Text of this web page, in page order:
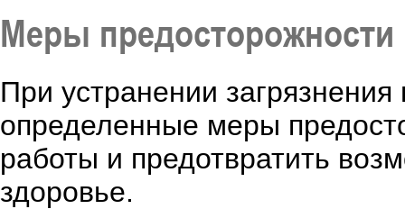
Меры предосторожности
При устранении
определенные меры
работы и предотвратить
здоровье.